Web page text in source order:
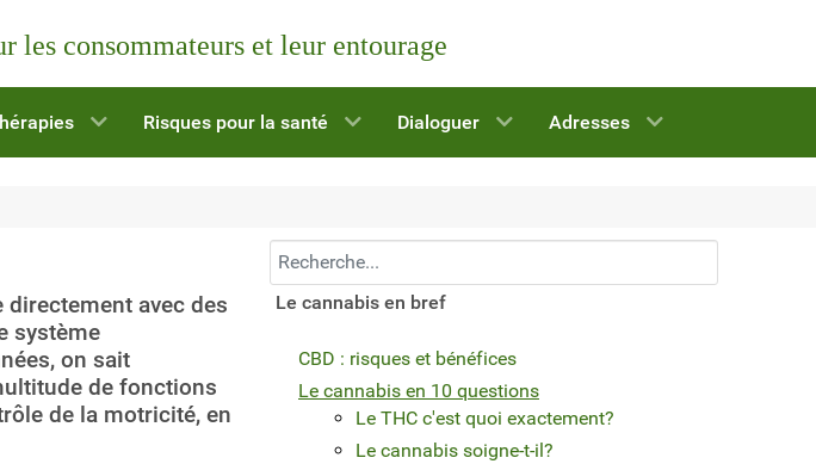
les consommateurs et leur entourage
Risques pour la santé Dialoguer Adresses
directement avec des
système
on sait
de fonctions
de la motricité, en
Recherchez...
Le cannabis en bref
CBD : risques et bénéfices
Le cannabis en 10 questions
Le THC c'est quoi exactement?
Le cannabis soigne-t-il?